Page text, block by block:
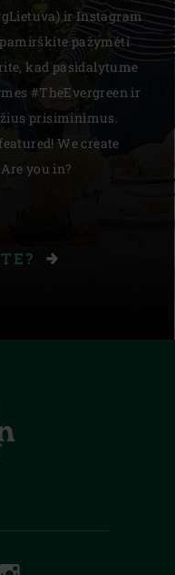
ir Instagram
pažymėti
kad pasidalytume
#TheEvergreen ir
prisiminimus.
We create
you in?